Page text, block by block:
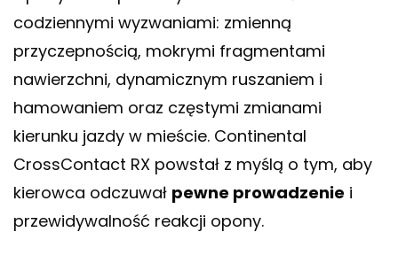
codziennymi wyzwaniami: zmienną
przyczepnością, mokrymi fragmentami
nawierzchni, dynamicznym ruszaniem i
hamowaniem oraz częstymi zmianami
kierunku jazdy w mieście. Continental
CrossContact RX powstał z myślą o tym, aby
kierowca odczuwał pewne prowadzenie i
przewidywalność reakcji opony.